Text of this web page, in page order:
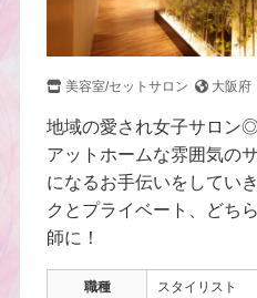
美容室/セットサロン 大阪府
地域の愛され女子サロン
アットホームな雰囲気の
になるお手伝いをしてい
クとプライベート、どち
師に！
職種 スタイリスト